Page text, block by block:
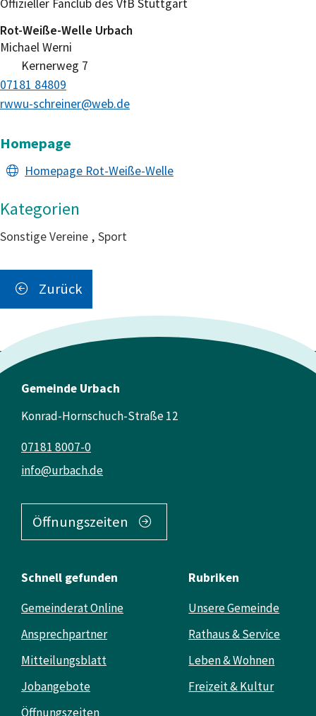
Offizieller Fanclub des VfB Stuttgart
MichaelWerni
Rot-Weiße-Welle Urbach
Kernerweg 7
rwwu-schreiner@web.de
07181 84809
Homepage
Homepage Rot-Weiße-Welle
Sonstige Vereine , Sport
Zurück
Gemeinde Urbach
Konrad-Hornschuch-Straße 12
info@urbach.de
07181 8007-0
Öffnungszeiten
Schnell gefunden
Gemeinderat Online
Ansprechpartner
Mitteilungsblatt
Jobangebote
Öffnungszeiten
Rubriken
Unsere Gemeinde
Rathaus & Service
Leben & Wohnen
Freizeit & Kultur